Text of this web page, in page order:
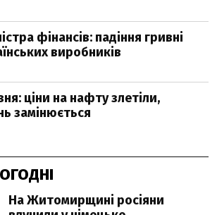
фінансів: падіння гривні
виробників
ціни на нафту злетіли,
замінюється
На Житомирщині росіяни